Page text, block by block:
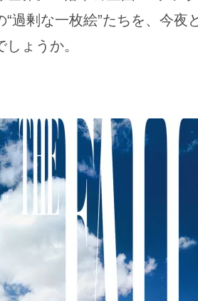
“過剰な一枚絵”たちを、今夜
ょうか。